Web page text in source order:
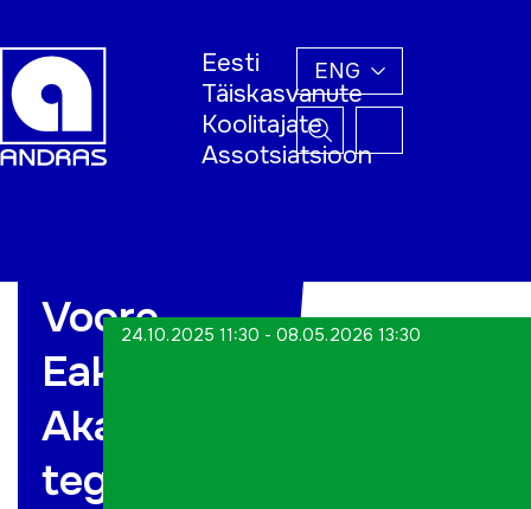
Eesti
Täiskasvanute
Koolitajate
Assotsiatsioon
ENG
Voore
Eakate
Akadeemia
tegevused
24.10.2025 11:30 - 08.05.2026 13:30